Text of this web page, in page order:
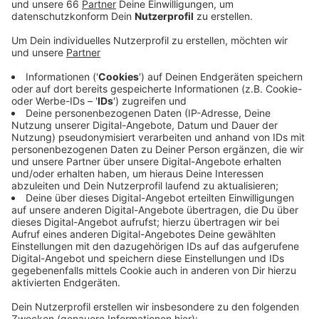
abzustreuen.
Anzeige
Ein Autotransporter hatte Motoröl verloren und es auf
seinem Weg vom Vogelsanger Weg über Brehmstraße,
Dorotheen- und Kettwiger Straße verteilt. Erst am
Höherweg konnte seine Fahrt gestoppt werden. Die
Feuerwehr war gut drei Stunden im Einsatz, um das Öl
auf der 5 Kilometer langen Strecke zu entfernen.
Weitere Links zum Thema:
Weitere Infos der Feuerwehr zum Einsatz!
Allgemeine Infos zur Düsseldorfer Feuerwehr!